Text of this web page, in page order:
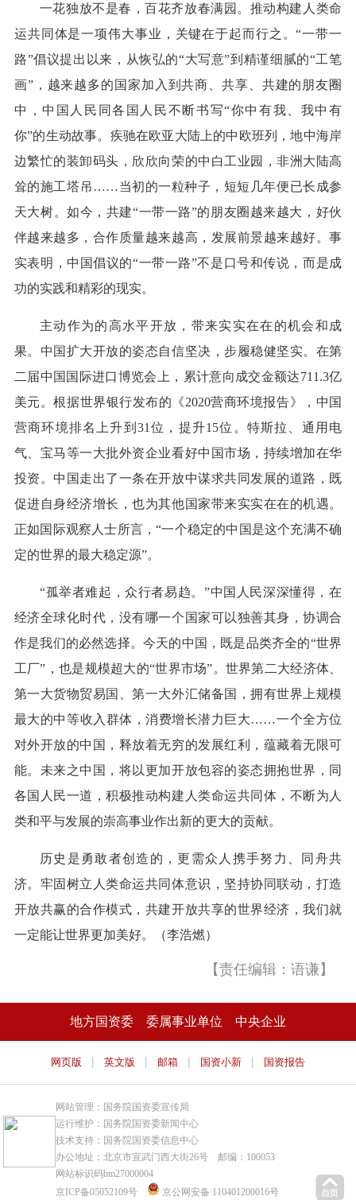
一花独放不是春，百花齐放春满园。推动构建人类命
运共同体是一项伟大事业，关键在于起而行之。“一带一
路”倡议提出以来，从恢弘的“大写意”到精谨细腻的“工笔
画”，越来越多的国家加入到共商、共享、共建的朋友圈
中，中国人民同各国人民不断书写“你中有我、我中有
你”的生动故事。疾驰在欧亚大陆上的中欧班列，地中海岸
边繁忙的装卸码头，欣欣向荣的中白工业园，非洲大陆高
耸的施工塔吊……当初的一粒种子，短短几年便已长成参
天大树。如今，共建“一带一路”的朋友圈越来越大，好伙
伴越来越多，合作质量越来越高，发展前景越来越好。事
实表明，中国倡议的“一带一路”不是口号和传说，而是成
功的实践和精彩的现实。
主动作为的高水平开放，带来实实在在的机会和成
果。中国扩大开放的姿态自信坚决，步履稳健坚实。在第
二届中国国际进口博览会上，累计意向成交金额达711.3亿
美元。根据世界银行发布的《2020营商环境报告》，中国
营商环境排名上升到31位，提升15位。特斯拉、通用电
气、宝马等一大批外资企业看好中国市场，持续增加在华
投资。中国走出了一条在开放中谋求共同发展的道路，既
促进自身经济增长，也为其他国家带来实实在在的机遇。
正如国际观察人士所言，“一个稳定的中国是这个充满不确
定的世界的最大稳定源”。
“孤举者难起，众行者易趋。”中国人民深深懂得，在
经济全球化时代，没有哪一个国家可以独善其身，协调合
作是我们的必然选择。今天的中国，既是品类齐全的“世界
工厂”，也是规模超大的“世界市场”。世界第二大经济体、
第一大货物贸易国、第一大外汇储备国，拥有世界上规模
最大的中等收入群体，消费增长潜力巨大……一个全方位
对外开放的中国，释放着无穷的发展红利，蕴藏着无限可
能。未来之中国，将以更加开放包容的姿态拥抱世界，同
各国人民一道，积极推动构建人类命运共同体，不断为人
类和平与发展的崇高事业作出新的更大的贡献。
历史是勇敢者创造的，更需众人携手努力、同舟共
济。牢固树立人类命运共同体意识，坚持协同联动，打造
开放共赢的合作模式，共建开放共享的世界经济，我们就
一定能让世界更加美好。（李浩燃）
【责任编辑：语谦】
地方国资委 委属事业单位 中央企业
网页版 | 英文版 | 邮箱 | 国资小新 | 国资报告
网站管理：国务院国资委宣传局
运行维护：国务院国资委新闻中心
技术支持：国务院国资委信息中心
办公地址：北京市宣武门西大街26号 邮编：100053
网站标识码bm27000004
京ICP备05052109号
京公网安备 110401200016号